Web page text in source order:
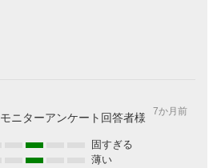
モニターアンケート回答者様 7か月前
固すぎる
薄い